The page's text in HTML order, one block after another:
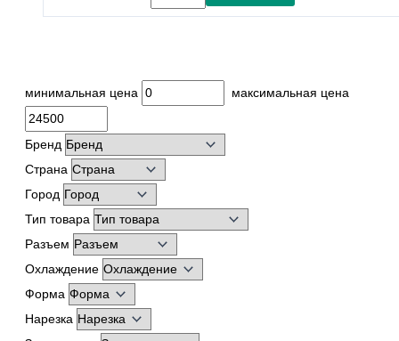
минимальная цена максимальная цена
Бренд
Страна
Город
Тип товара
Разъем
Охлаждение
Форма
Нарезка